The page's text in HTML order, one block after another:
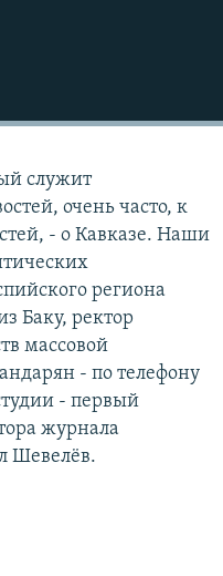
служит
очень часто, к
- о Кавказе. Наши
региона
Баку, ректор
массовой
- по телефону
- первый
журнала
Шевелёв.